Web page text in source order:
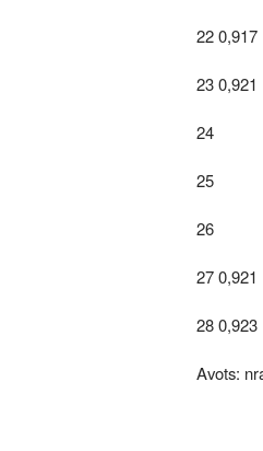
22 0,917
23 0,921
24
25
26
27 0,921
28 0,923
Avots: